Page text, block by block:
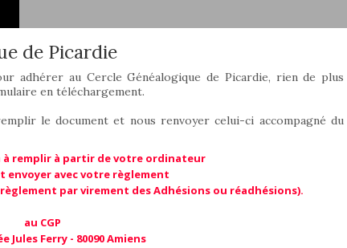
de Picardie
adhérer au Cercle Généalogique de Picardie, rien de plus
en téléchargement.
le document et nous renvoyer celui-ci accompagné du
à remplir à partir de votre ordinateur
envoyer avec votre règlement
par virement des Adhésions ou réadhésions).
au CGP
Jules Ferry - 80090 Amiens